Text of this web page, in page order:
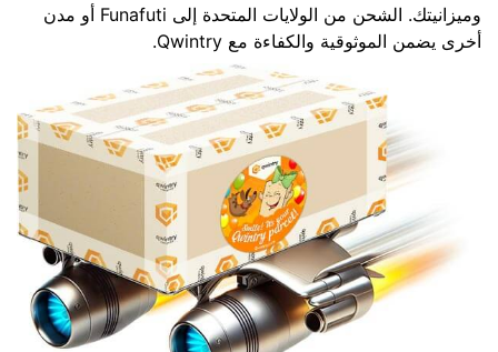
وميزانيتك. الشحن من الولايات المتحدة إلى Funafuti أو مدن
أخرى يضمن الموثوقية والكفاءة مع Qwintry.